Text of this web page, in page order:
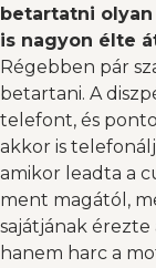
betartatni
is nagyon élte
Régebben pár
betartani. A
telefont, és
akkor is
amikor leadta a
ment magától,
sajátjának érezte
hanem harc a